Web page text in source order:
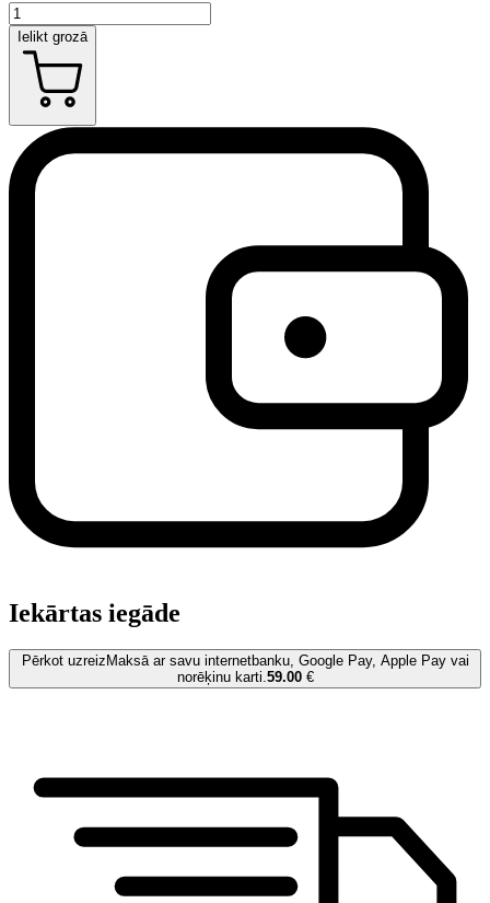
Ielikt grozā
Iekārtas iegāde
Pērkot uzreiz Maksā ar savu internetbanku, Google Pay, Apple Pay vai
norēķinu karti.59.00€